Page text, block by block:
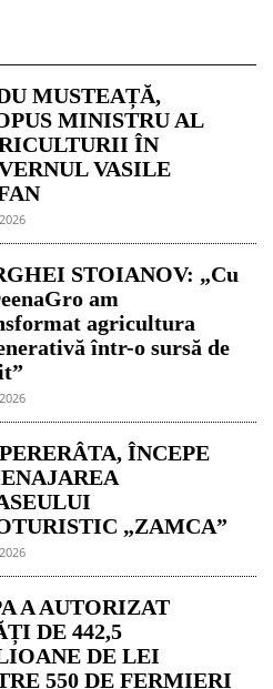
MUSTEAȚĂ,
MINISTRU AL
ÎN
VASILE
STOIANOV: „Cu
am
agricultura
într-o sursă de
ÎNCEPE
„ZAMCA”
A AUTORIZAT
DE 442,5
DE LEI
550 DE FERMIERI